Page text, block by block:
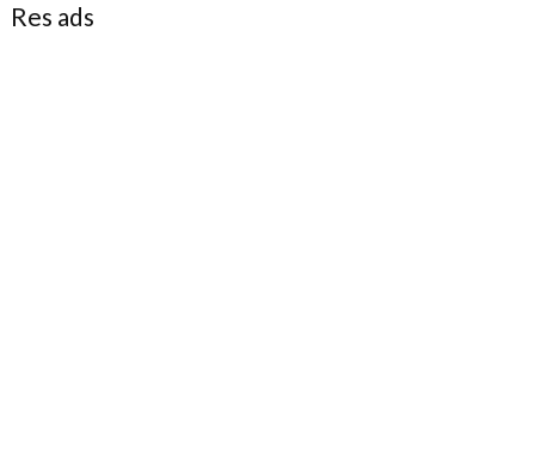
Res ads